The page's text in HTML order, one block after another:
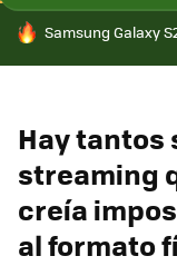
HOY SE HABLA DE
Samsung Galaxy
Hay tantos
streaming
creía
al formato